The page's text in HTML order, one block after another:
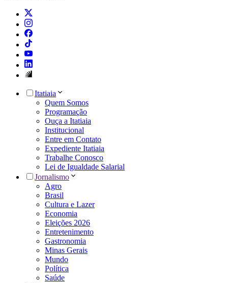
Itatiaia
Quem Somos
Programação
Ouça a Itatiaia
Institucional
Entre em Contato
Expediente Itatiaia
Trabalhe Conosco
Lei de Igualdade Salarial
Jornalismo
Agro
Brasil
Cultura e Lazer
Economia
Eleições 2026
Entretenimento
Gastronomia
Minas Gerais
Mundo
Política
Saúde